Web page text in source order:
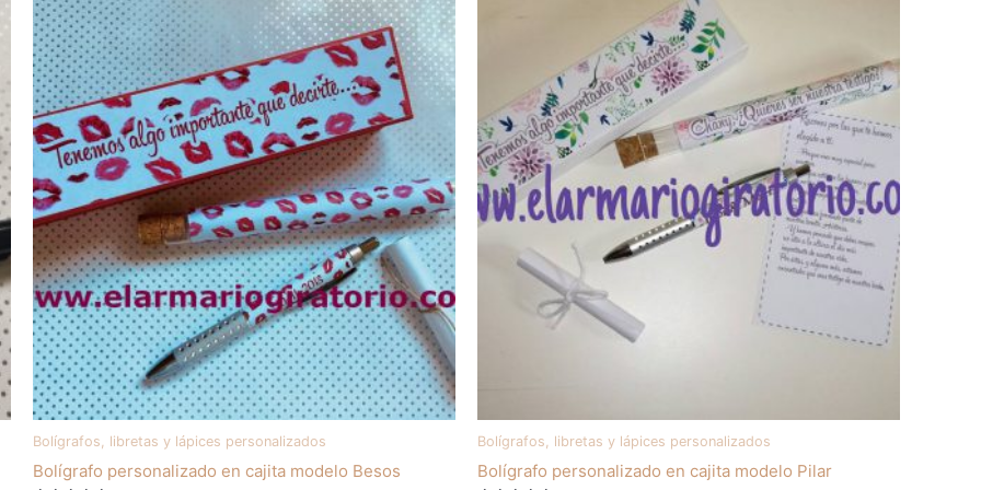
Bolígrafos, libretas y lápices personalizados
Bolígrafo personalizado en cajita modelo Besos
Bolígrafos, libretas y lápices personalizados
Bolígrafo personalizado en cajita modelo Pilar